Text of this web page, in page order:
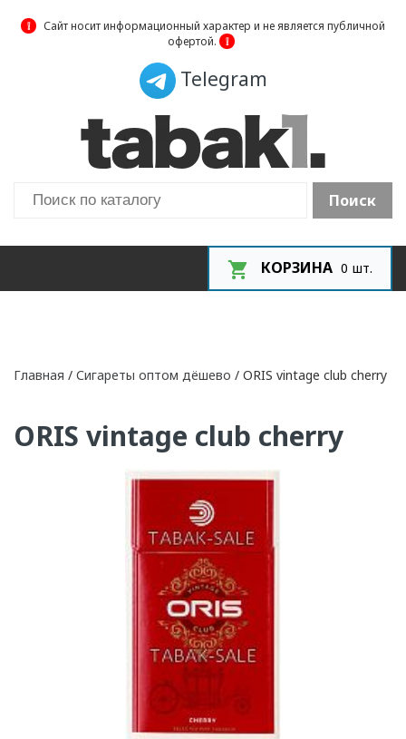
❕
Сайт носит информационный характер и не является публичной
офертой.
❕
Поиск
Telegram
КОРЗИНА 0 шт.
Главная / Сигареты оптом дёшево / ORIS vintage club cherry
ORIS vintage club cherry